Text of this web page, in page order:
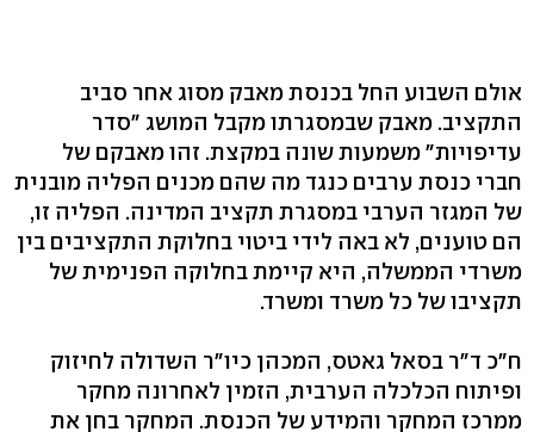
אולם השבוע החל בכנסת מאבק מסוג אחר סביב
התקציב. מאבק שבמסגרתו מקבל המושג "סדר
עדיפויות" משמעות שונה במקצת. זהו מאבקם של
חברי כנסת ערבים כנגד מה שהם מכנים הפליה מובנית
של המגזר הערבי במסגרת תקציב המדינה. הפליה זו,
הם טוענים, לא באה לידי ביטוי בחלוקת התקציבים בין
משרדי הממשלה, היא קיימת בחלוקה הפנימית של
תקציבו של כל משרד ומשרד.
ח"כ ד"ר בסאל גאטס, המכהן כיו"ר השדולה לחיזוק
ופיתוח הכלכלה הערבית, הזמין לאחרונה מחקר
ממרכז המחקר והמידע של הכנסת. המחקר בחן את